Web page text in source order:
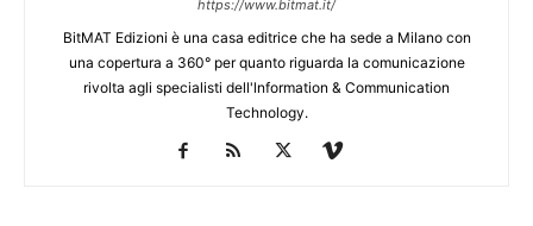
https://www.bitmat.it/
BitMAT Edizioni è una casa editrice che ha sede a Milano con
una copertura a 360° per quanto riguarda la comunicazione
rivolta agli specialisti dell'lnformation & Communication
Technology.